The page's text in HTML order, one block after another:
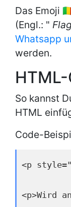
Das Emoji
(Engl.: "
Whatsapp
werden.
So kannst
HTML
Code-
<p
<p>Wird